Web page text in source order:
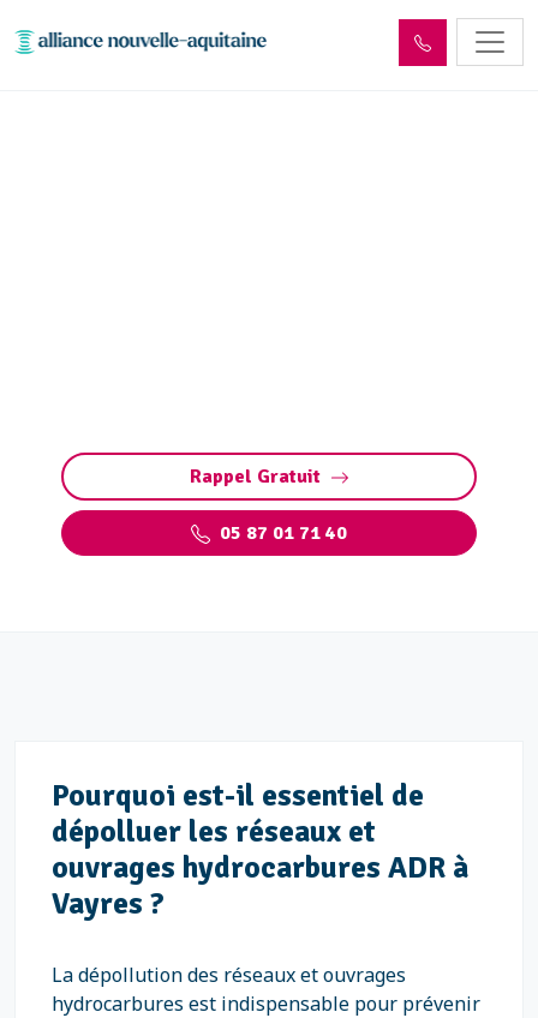
Rappel Gratuit
05 87 01 71 40
Pourquoi est-il essentiel de
dépolluer les réseaux et
ouvrages hydrocarbures ADR à
Vayres ?
La dépollution des réseaux et ouvrages
hydrocarbures est indispensable pour prévenir